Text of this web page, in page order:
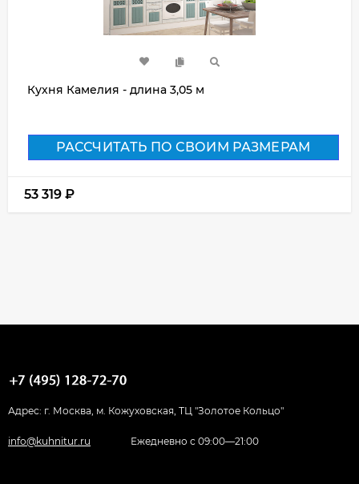
Кухня Камелия - длина 3,05 м
РАССЧИТАТЬ ПО СВОИМ РАЗМЕРАМ
53 319 ₽
Адрес: г. Москва, м. Кожуховская, ТЦ "Золотое Кольцо"
info@kuhnitur.ru Ежедневно с 09:00—21:00